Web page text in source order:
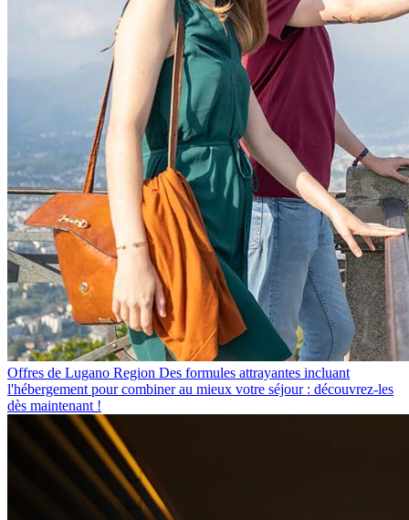
Offres de Lugano Region Des formules attrayantes incluant
l'hébergement pour combiner au mieux votre séjour : découvrez-les
dès maintenant !